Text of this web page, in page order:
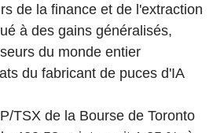
de la finance et de l'extraction
à des gains généralisés,
du monde entier
du fabricant de puces d'IA
TSX de la Bourse de Toronto